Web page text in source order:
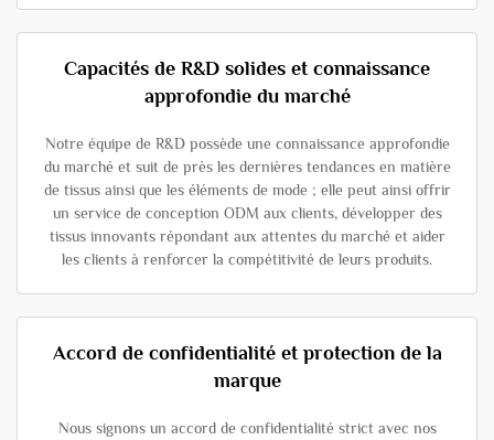
Capacités de R&D solides et connaissance
approfondie du marché
Notre équipe de R&D possède une connaissance approfondie
du marché et suit de près les dernières tendances en matière
de tissus ainsi que les éléments de mode ; elle peut ainsi offrir
un service de conception ODM aux clients, développer des
tissus innovants répondant aux attentes du marché et aider
les clients à renforcer la compétitivité de leurs produits.
Accord de confidentialité et protection de la
marque
Nous signons un accord de confidentialité strict avec nos